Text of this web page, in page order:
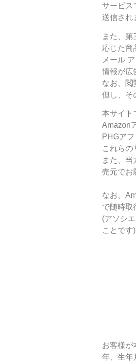
サービス
送信され
また、
応じた商
メール
情報が広
なお、閲
但し、そ
本サイト
Amazon
PHGア
これらの
また、
売元でお
なお、
で随時取
(アソシ
ことです)
お客様が
年、生年